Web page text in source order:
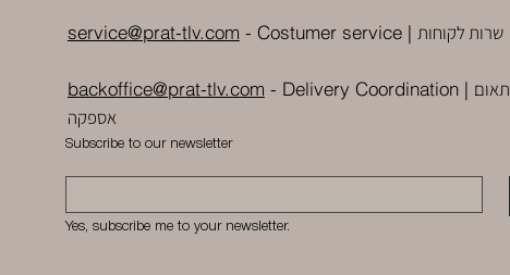
service@prat-tlv.com - Costumer service | שרות לקוחות
backoffice@prat-tlv.com - Delivery Coordination| תאום
אספקה
Subscribe to our newsletter
Yes, subscribe me to your newsletter.